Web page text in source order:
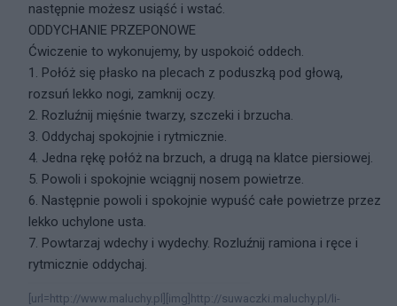
następnie możesz usiąść i wstać.
ODDYCHANIE PRZEPONOWE
Ćwiczenie to wykonujemy, by uspokoić oddech.
1. Połóż się płasko na plecach z poduszką pod głową,
rozsuń lekko nogi, zamknij oczy.
2. Rozluźnij mięśnie twarzy, szczeki i brzucha.
3. Oddychaj spokojnie i rytmicznie.
4. Jedna rękę połóż na brzuch, a drugą na klatce piersiowej.
5. Powoli i spokojnie wciągnij nosem powietrze.
6. Następnie powoli i spokojnie wypuść całe powietrze przez
lekko uchylone usta.
7. Powtarzaj wdechy i wydechy. Rozluźnij ramiona i ręce i
rytmicznie oddychaj.
[url=http://www.maluchy.pl][img]http://suwaczki.maluchy.pl/li-